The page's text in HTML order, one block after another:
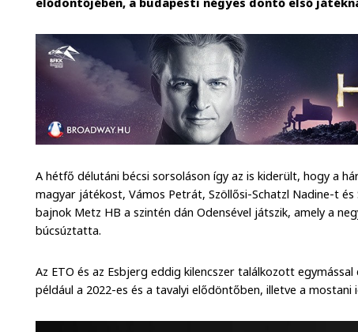
elődöntőjében, a budapesti négyes döntő első
A hétfő délutáni bécsi sorsoláson így az is kiderült, hogy a
magyar játékost, Vámos Petrát, Szöllősi-Schatzl Nadine-t
bajnok Metz HB a szintén dán Odensével játszik, amely a
búcsúztatta.
Az ETO és az Esbjerg eddig kilencszer találkozott
például a 2022-es és a tavalyi elődöntőben, illetve a